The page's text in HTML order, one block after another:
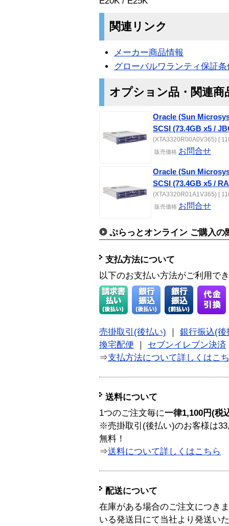
関連リンク
メーカー商品情報
グローバルワランティ保証
オプション品・関連商
Oracle (Sun
SCSI (73.4GB x5 /
(XTA3320R00A0V365) [
販売価格 お問合せ
Oracle (Sun
SCSI (73.4GB x5 /
(XTA3320R01A1V365) [
販売価格 お問合せ
ぷらっとオンライン ご購入の
支払方法について
以下のお支払い方法がご利用で
売掛取引(後払い)
銀行振込(後
換宅配便
セブンイレブン決済
⇒支払方法について詳しくはこ
送料について
1つのご注文毎に一律1,100円(税
※売掛取引(後払い)のお客様は
無料！
⇒送料について詳しくはこちら
配送について
在庫がある場合のご注文につき
いる発送日にて当社より発送い